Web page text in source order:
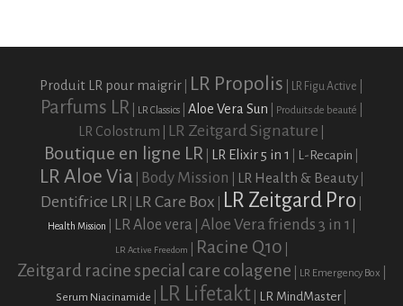
Produit LR pour maigrir LR Propolis LR Figu Active
Parfums LR LR Classics| Aloe Vera Sun Produits de beauté
LR Colostrum LR Zeitgard Signature
Boutique en ligne LR LR Elixir 5 in 1 L-Recapin
LR Aloe Via Body Mission LR Health & Beauty|
Dentifrice LR LR Care Box LR Zeitgard Pro
Health Mission LR Aloe vera Aloe Vera friends 3 in 1
LR Active Freedom Racine Q10
Zeitgard racine special care colagene LR Emergency Box
Serum Niacinamide
LR Lifetakt LR MindMaster|